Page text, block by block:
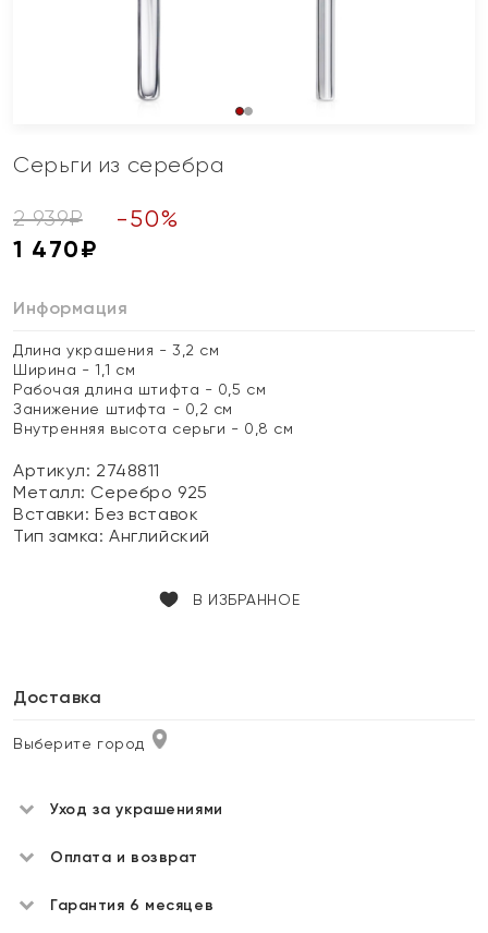
Серьги из серебра
2 939₽ -50%
1 470₽
Информация
Длина украшения - 3,2 см
Ширина - 1,1 см
Рабочая длина штифта - 0,5 см
Занижение штифта - 0,2 см
Внутренняя высота серьги - 0,8 см
Артикул: 2748811
Металл: Серебро 925
Вставки:Без вставок
Тип замка:Английский
В ИЗБРАННОЕ
Доставка
Выберите город
Уход за украшениями
Оплата и возврат
Гарантия 6 месяцев